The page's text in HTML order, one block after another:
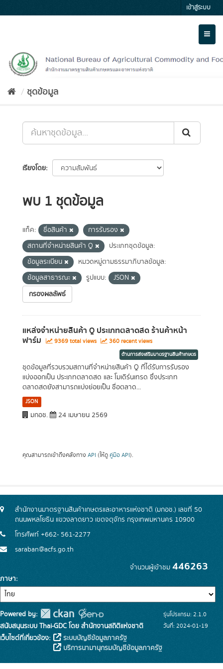
to
เข้าสู่ระบบ
ชุดข้อมูล
เรียงโดย
พบ 1 ชุดข้อมูล
แท็ค: ชื่อสินค้า
การรับรอง
สถานที่จำหน่ายสินค้า Q
ประเภทชุดข้อมูล:
ข้อมูลระเบียน
หมวดหมู่ตามธรรมาภิบาลข้อมูล:
ข้อมูลสาธารณะ
รูปแบบ:
JSON
กรองผลลัพธ์
แหล่งจำหน่ายสินค้า Q ประเภทตลาดสด ร้านค้าหน้า
ฟาร์ม 9369 total views 360 recent views
ด้านการส่งเสริมมาตรฐานสินค้าเกษตร
ชุดข้อมูลที่รวบรวมสถานที่จำหน่ายสินค้า Q ที่ได้รับการรับรอง
แบ่งออกเป็น ประเภทตลาดสด และ โมเดิร์นเทรด ซึ่งประเภท
ตลาดสดยังสามารถแบ่งย่อยเป็น ชื่อตลาด...
JSON
มกอช. 24 เมษายน 2569
คุณสามารถเข้าถึงคลังทาง API (ให้ดู คู่มือ API).
สำนักงานมาตรฐานสินค้าเกษตรและอาหารแห่งชาติ (มกอช.) เลขที่ 50
ถนนพหลโยธิน แขวงลาดยาว เขตจตุจักร กรุงเทพมหานคร 10900
โทรศัพท์ +662- 561-2277
saraban@acfs.go.th
จำนวนผู้เข้าชม 446263
ภาษา
Powered by:
สนับสนุนระบบ Thai-GDC โดย สำนักงานสถิติแห่งชาติ
เว็บไซต์ที่เกี่ยวข้อง:
ระบบบัญชีข้อมูลภาครัฐ
บริการนามานุกรมบัญชีข้อมูลภาครัฐ
รุ่นโปรแกรม: 2.1.0
วันที่: 2024-01-19